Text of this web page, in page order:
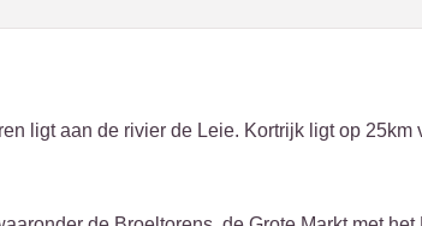
ligt aan de rivier de Leie. Kortrijk ligt op 25km